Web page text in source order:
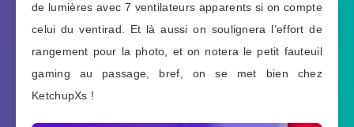
de lumières avec 7 ventilateurs apparents si on compte
celui du ventirad. Et là aussi on soulignera l’effort de
rangement pour la photo, et on notera le petit fauteuil
gaming au passage, bref, on se met bien chez
KetchupXs !